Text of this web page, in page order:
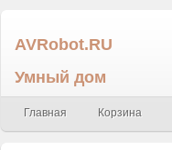
AVRobot.RU
Умный дом
Главная Корзина